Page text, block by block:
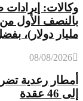
مليار دولار)،
08/08/2026
أمطار رعدية
إلى 46 عقدة